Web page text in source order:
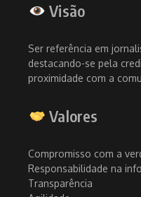
Visão
Ser referência em
destacando-se pela
proximidade com a
Valores
Compromisso com a
Responsabilidade na
Transparência